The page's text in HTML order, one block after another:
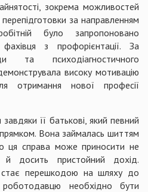
зокрема можливостей
за направленням
було запропоновано
з профорієнтації. За
та психодіагностичного
високу мотивацію
отримання нової професії
її батькові, який певний
Вона займалась шиттям
ця справа може приносити не
досить пристойний дохід.
стає перешкодою на шляху до
необхідно бути